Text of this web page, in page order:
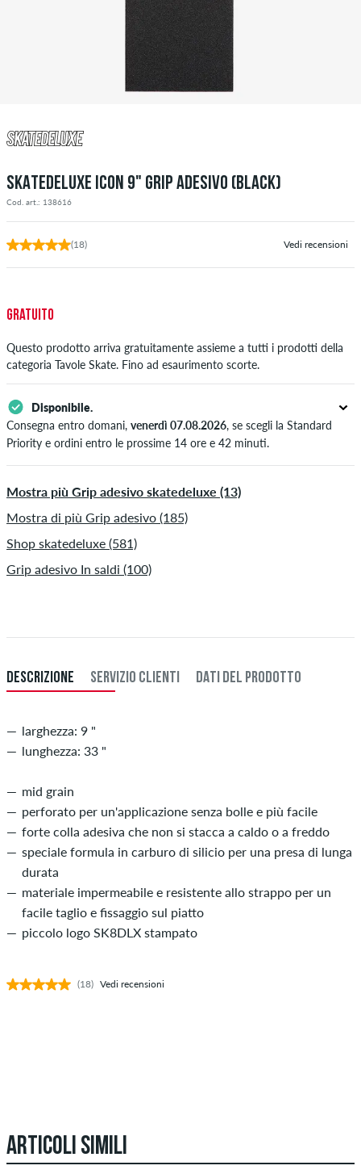
SKATEDELUXE ICON 9" GRIP ADESIVO (BLACK)
Cod. art.: 138616
(18) Vedi recensioni
Gratuito
Questo prodotto arriva gratuitamente assieme a tutti i prodotti della
categoria Tavole Skate. Fino ad esaurimento scorte.
Disponibile.
Consegna entro domani, venerdì 07.08.2026, se scegli la Standard
Priority e ordini entro le prossime 14 ore e 42 minuti.
Mostra più Grip adesivo skatedeluxe (13)
Mostra di più Grip adesivo (185)
Shop skatedeluxe (581)
Grip adesivo In saldi (100)
DESCRIZIONE SERVIZIO CLIENTI DATI DEL PRODOTTO
larghezza: 9 "
lunghezza: 33 "
mid grain
perforato per un'applicazione senza bolle e più facile
forte colla adesiva che non si stacca a caldo o a freddo
speciale formula in carburo di silicio per una presa di lunga
durata
materiale impermeabile e resistente allo strappo per un
facile taglio e fissaggio sul piatto
piccolo logo SK8DLX stampato
(18) Vedi recensioni
ARTICOLI SIMILI